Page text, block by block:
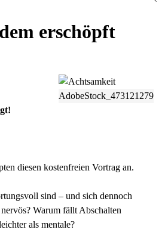
erschöpft
AdobeStock_473121279
diesen kostenfreien Vortrag an.
sind – und sich dennoch
Warum fällt Abschalten
als mentale?